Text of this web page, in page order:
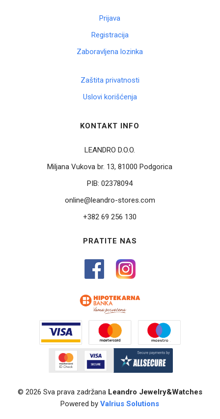
Prijava
Registracija
Zaboravljena lozinka
Zaštita privatnosti
Uslovi korišćenja
KONTAKT INFO
LEANDRO D.O.O.
Miljana Vukova br. 13, 81000 Podgorica
PIB:02378094
online@leandro-stores.com
+382 69 256 130
PRATITE NAS
© 2026 Sva prava zadržana Leandro Jewelry&Watches
Powered byValrius Solutions